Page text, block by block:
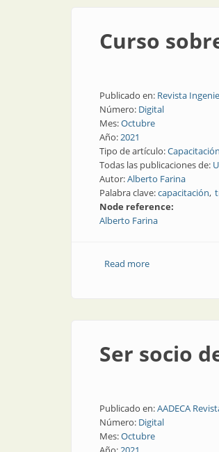
Curso
Publicado en: Revista
Número: Digital
Mes:Octubre
Año:2021
Tipo de artículo:
Todas las publicaciones de:
Autor:Alberto Farina
Palabra clave:capacitación
Node reference:
Alberto Farina
Read moreabout Curso
Ser socio
Publicado en:AADECA
Número: Digital
Mes:Octubre